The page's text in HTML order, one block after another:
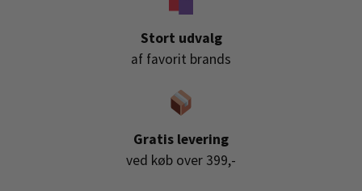
Stort udvalg
af favorit brands
Gratis levering
ved køb over 399,-